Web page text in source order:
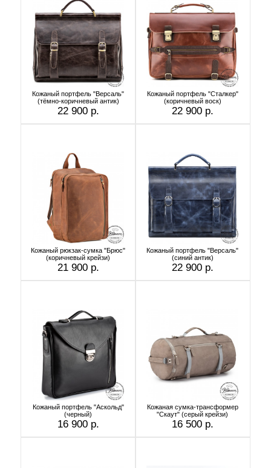
Кожаный портфель "Версаль"
(тёмно-коричневый антик)
22 900 р.
Кожаный портфель "Сталкер"
(коричневый воск)
22 900 р.
Кожаный рюкзак-сумка "Брюс"
(коричневый крейзи)
21 900 р.
Кожаный портфель "Версаль"
(cиний антик)
22 900 р.
Кожаный портфель "Аскольд"
(черный)
16 900 р.
Кожаная сумка-трансформер
"Скаут" (cерый крейзи)
16 500 р.